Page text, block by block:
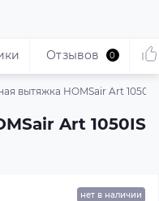
вытяжка HOMSair Art
Art 1050IS
Отзывов 0
нет в наличии